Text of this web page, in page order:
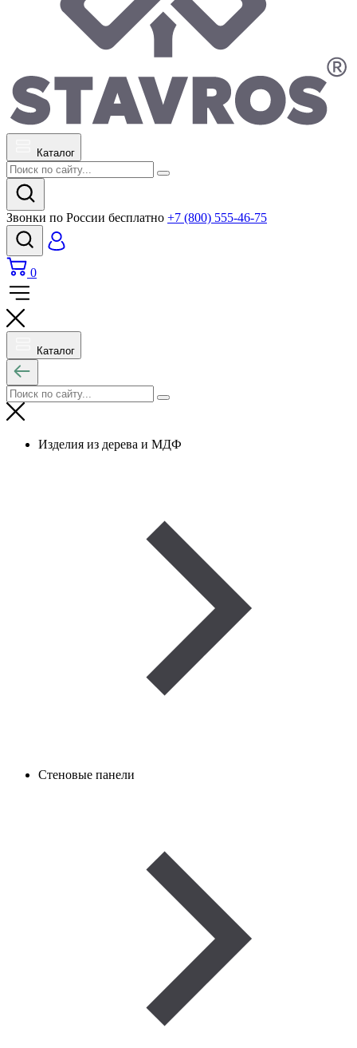
Каталог
Звонки по России бесплатно +7 (800) 555-46-75
0
Каталог
Изделия из дерева и МДФ
Стеновые панели